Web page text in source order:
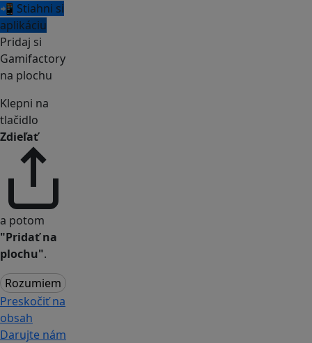
📲 Stiahni si
aplikáciu
Pridaj si
Gamifactory
na plochu
Klepni na
tlačidlo
Zdieľať
a potom
"Pridať na
plochu".
Rozumiem
Preskočiť na
obsah
Darujte nám